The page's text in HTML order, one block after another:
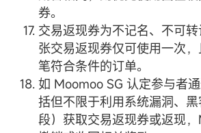
券。
交易返现券为不记名、不可
张交易返现券仅可使用一次
笔符合条件的订单。
如 Moomoo SG 认定参与者
括但不限于利用系统漏洞、
段）获取交易返现券或返现